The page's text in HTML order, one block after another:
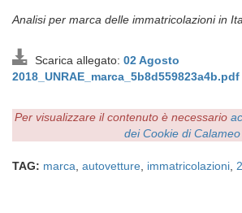
Analisi per marca delle immatricolazioni in
Scarica allegato: 02 Agosto
2018_UNRAE_marca_5b8d559823a4b.pdf
Per visualizzare il contenuto è necessario
dei Cookie di Calameo
TAG: marca autovetture immatricolazioni